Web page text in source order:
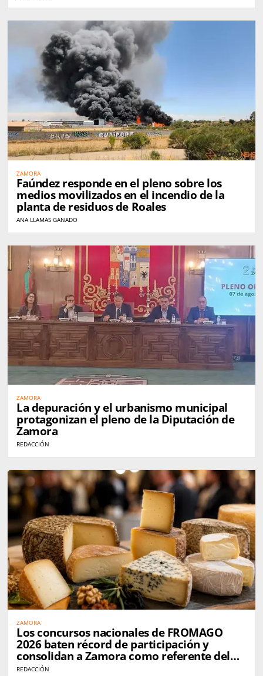
ZAMORA
Faúndez responde en el pleno sobre los
medios movilizados en el incendio de la
planta de residuos de Roales
ANA LLAMAS GANADO
ZAMORA
La depuración y el urbanismo municipal
protagonizan el pleno de la Diputación de
Zamora
REDACCIÓN
ZAMORA
Los concursos nacionales de FROMAGO
2026 baten récord de participación y
consolidan a Zamora como referente del
queso en España
REDACCIÓN